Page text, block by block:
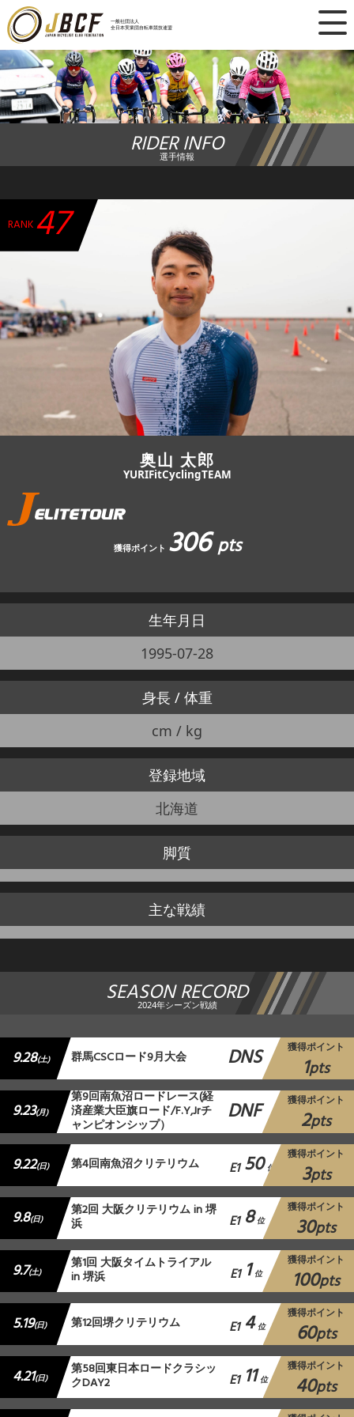
一般社団法人
全日本実業団自転車競技連盟
×
ニュース
レース日程
ランキング
チーム・選手
競技ガイド
加盟・登録
エントリー
JBCF ROAD SERIESとは
RIDER INFO
選手情報
RANK47
奥山 太郎
YURIFitCyclingTEAM
獲得ポイント 306pts
生年月日
1995-07-28
身長 / 体重
cm / kg
登録地域
北海道
脚質
主な戦績
SEASON RECORD
2024年シーズン戦績
9.28(土) 群馬CSCロード9月大会 DNS 獲得ポイント
1pts
9.23(月)
第9回南魚沼ロードレース(経
済産業大臣旗ロード/F.Y,Jrチ
ャンピオンシップ） DNF 獲得ポイント
2pts
9.22(日) 第4回南魚沼クリテリウム E1 50 位
獲得ポイント
3pts
9.8(日) 第2回 大阪クリテリウム in 堺
浜 E1 8 位
獲得ポイント
30pts
9.7(土) 第1回 大阪タイムトライアル
in 堺浜 E1 1 位
獲得ポイント
100pts
5.19(日) 第12回堺クリテリウム E1 4 位
獲得ポイント
60pts
4.21(日) 第58回東日本ロードクラシッ
クDAY2 E1 11 位
獲得ポイント
40pts